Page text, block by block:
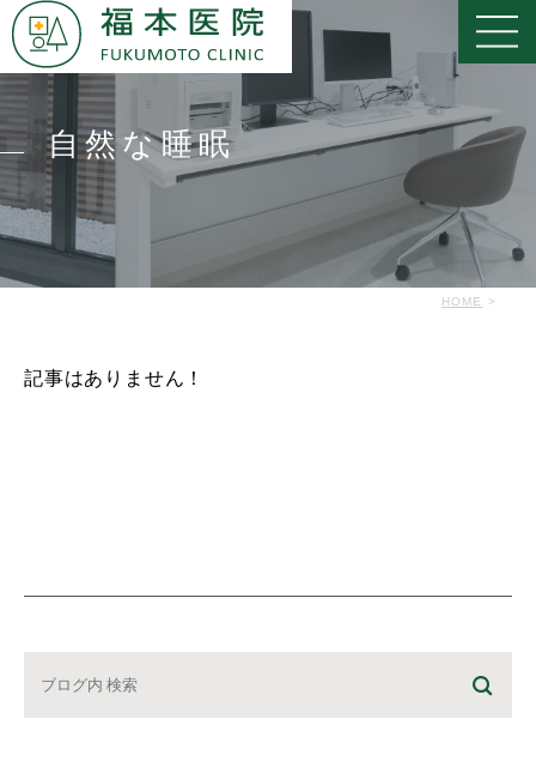
自然な睡眠
HOME
記事はありません！